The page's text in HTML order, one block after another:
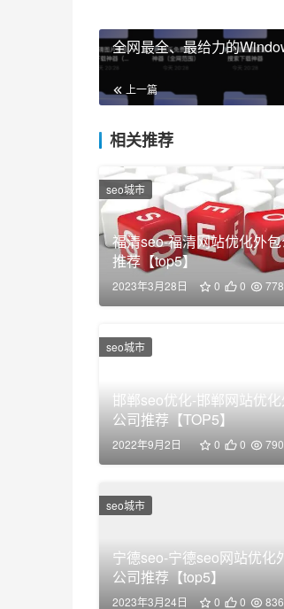
全网最全、最给力的
上一篇
相关推荐
福清seo-福清网站优化外
推荐【top5】
2023年3月28日 0 0 778
seo城市
邯郸seo优化-邯郸网站优
公司推荐【TOP5】
2022年9月2日 0 0 790
seo城市
2023年3月24日 0 0 836